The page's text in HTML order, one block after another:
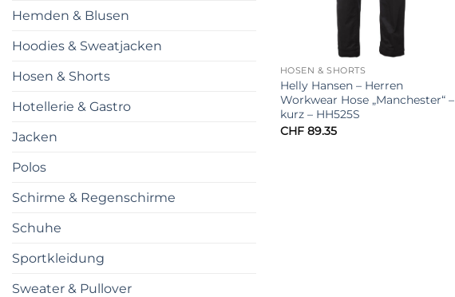
Hemden & Blusen
Hoodies & Sweatjacken
Hosen & Shorts
Hotellerie & Gastro
Jacken
Polos
Schirme & Regenschirme
Schuhe
Sportkleidung
Sweater & Pullover
HOSEN & SHORTS
Helly Hansen – Herren
Workwear Hose „Manchester“ –
kurz – HH525S
CHF89.35